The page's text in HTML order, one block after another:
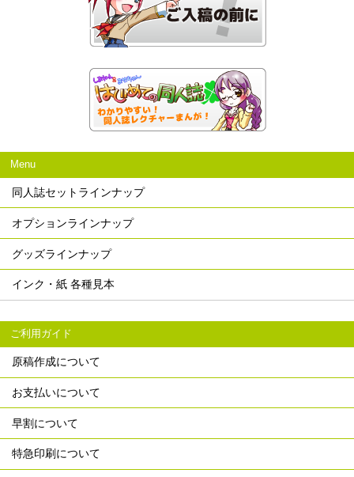
Menu
同人誌セットラインナップ
オプションラインナップ
グッズラインナップ
インク・紙 各種見本
ご利用ガイド
原稿作成について
お支払いについて
早割について
特急印刷について